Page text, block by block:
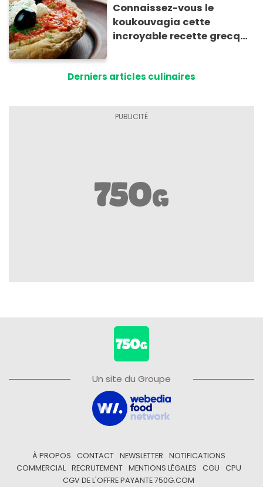
Connaissez-vous le
koukouvagia cette
incroyable recette grecque
Derniers articles culinaires
Un site du Groupe
À PROPOS CONTACT NEWSLETTER
NOTIFICATIONS
COMMERCIAL
RECRUTEMENT MENTIONS LÉGALES CGU
CPU
CGV DE L'OFFRE PAYANTE 750G.COM